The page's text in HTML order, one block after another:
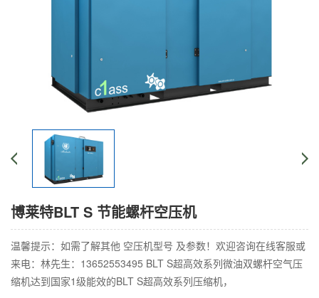
博莱特BLT S 节能螺杆空压机
温馨提示：如需了解其他 空压机型号 及参数！欢迎咨询在线客服或
来电：林先生：13652553495 BLT S超高效系列微油双螺杆空气压
缩机达到国家1级能效的BLT S超高效系列压缩机，